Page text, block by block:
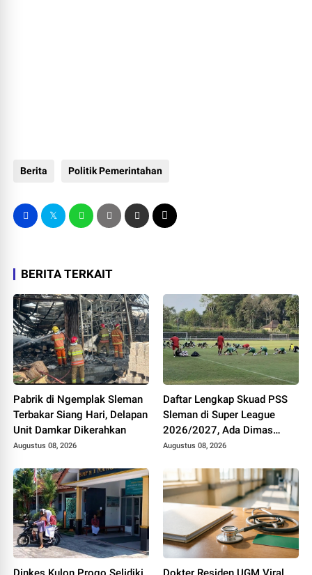
Berita Politik Pemerintahan
BERITA TERKAIT
Pabrik di Ngemplak Sleman
Terbakar Siang Hari, Delapan
Unit Damkar Dikerahkan
Augustus 08, 2026
Daftar Lengkap Skuad PSS
Sleman di Super League
2026/2027, Ada Dimas
Drajad hingga Gustavo
Augustus 08, 2026